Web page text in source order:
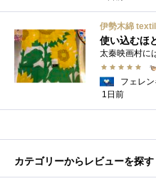
伊勢木綿
フェレ
1日前
カテゴリーからレビューを探す